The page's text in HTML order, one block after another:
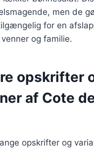
men de
for en
og familie.
opskrifter
af Cote
opskrifter og